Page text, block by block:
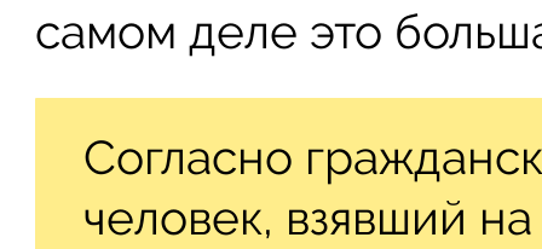
самом деле это
Согласно
человек, взявший